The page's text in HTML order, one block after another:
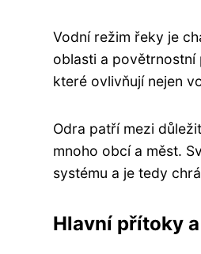
Vodní režim řeky je
oblasti a povětrnostní
které ovlivňují nejen
Odra patří mezi
mnoho obcí a měst.
systému a je tedy
Hlavní přítoky